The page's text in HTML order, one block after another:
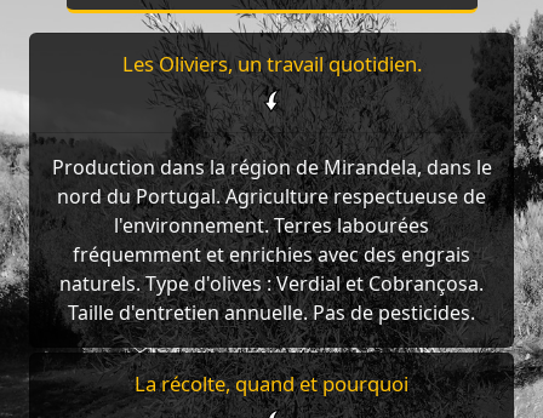
Les Oliviers, un travail quotidien.
Production dans la région de Mirandela, dans le
nord du Portugal. Agriculture respectueuse de
l'environnement. Terres labourées
fréquemment et enrichies avec des engrais
naturels. Type d'olives : Verdial et Cobrançosa.
Taille d'entretien annuelle. Pas de pesticides.
La récolte, quand et pourquoi